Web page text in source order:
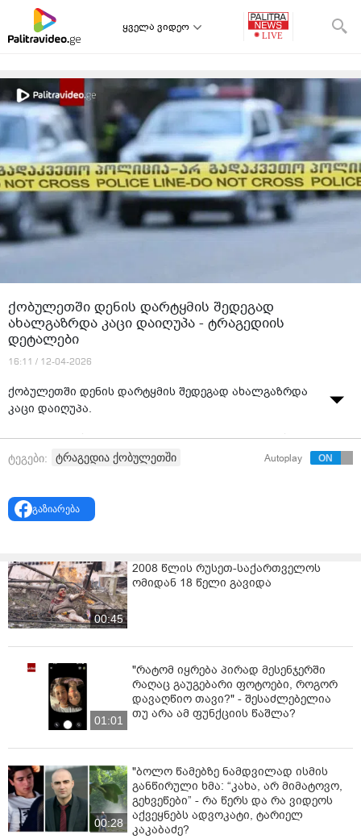
ყველა ვიდეო
ქობულეთში დენის დარტყმის შედეგად
ახალგაზრდა კაცი დაიღუპა - ტრაგედიის
დეტალები
16:11 / 12-04-2026
ქობულეთში დენის დარტყმის შედეგად ახალგაზრდა
კაცი დაიღუპა.
ინფორმაციას ადგილობრივი მედია აჭარა თაიმსი
ავრცელებს.
რომელიც ქობულეთის ერთ-ერთ გარეუბანში
სათევზაოდ იმყოფებოდა.
ტეგები: ტრაგედია ქობულეთში Autoplay
გაზიარება
00:45
2008 წლის რუსეთ-საქართველოს
ომიდან 18 წელი გავიდა
01:01
"რატომ იყრება პირად მესენჯერში
რაღაც გაუგებარი ფოტოები, როგორ
დავაღწიო თავი?" - შესაძლებელია
თუ არა ამ ფუნქციის წაშლა?
00:28
"ბოლო წამებზე ნამდვილად ისმის
განწირული ხმა: “კახა, არ მიმატოვო,
გეხვეწები” - რა წერს და რა ვიდეოს
აქვეყნებს ადვოკატი, ტარიელ
კაკაბაძე?